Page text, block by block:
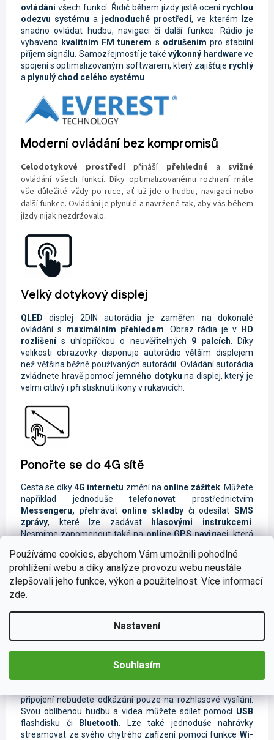
Používáme cookies, abychom Vám umožnili pohodlné
prohlížení webu a díky analýze provozu webu neustále
zlepšovali jeho funkce, výkon a použitelnost. Více informací
zde.
Nastavení
Souhlasím
ovládánívšech funkcí. Řidič během jízdy jistě ocení rychlou
odezvu systému a jednoduché prostředí, ve kterém lze
snadno ovládat hudbu, navigaci či další funkce. Rádio je
vybaveno kvalitním FM tunerem s odrušením pro stabilní
příjem signálu. Samozřejmostí je takévýkonný hardwareve
spojení s optimalizovaným softwarem, který zajišťuje rychlý
a plynulý chod celého systému.
Moderní ovládání bez kompromisů
Celodotykové prostředípřinášípřehledné a svižné
ovládání všech funkcí. Díky optimalizovanému rozhraní máte
vše důležité vždy po ruce, ať už jde o hudbu, navigaci nebo
další funkce. Ovládání je plynulé a navržené tak, aby vás během
jízdy nijak nezdržovalo.
Velký dotykový displej
QLEDdisplej
2DIN autorádia je zaměřen na dokonalé
ovládání s maximálním přehledem . Obraz rádia je v HD
rozlišenís uhlopříčkou o neuvěřitelných 9 palcích . Díky
velikosti obrazovky disponuje autorádio větším displejem
než většina běžně používaných autorádií. Ovládání autorádia
zvládnete hravě pomocí jemného dotyku na displej, který je
velmi citlivý i při stisknutí ikony v rukavicích.
Ponořte se do 4G sítě
Cesta se díky4G internetu změní na online zážitek. Můžete
například jednodušetelefonovat prostřednictvím
Messengeru, přehrávat online skladby či odesílatSMS
zprávy, které lze zadávat hlasovými instrukcemi.
Nesmíme zapomenout také naonline GPS navigaci, která
SIM kartudo4G modulu. Obleskový přenos dat
postarají4G antény, které lze jednoduše umístitna skryté
místo Vašeho vozidla.
Muzika z mobilu či tabletu
připojení nebudete odkázáni pouze na rozhlasové vysílání.
Svou oblíbenou hudbu a videa můžete sdílet pomocí USB
flashdisku či
Bluetooth . Lze také jednoduše nahrávky
streamovat ze svého chytrého zařízení pomocí funkce Wi-